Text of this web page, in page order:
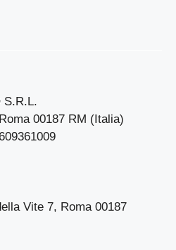
S.R.L.
00187 RM (Italia)
Vite 7, Roma 00187